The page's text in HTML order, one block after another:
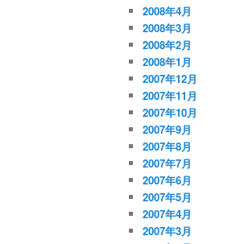
2008年4月
2008年3月
2008年2月
2008年1月
2007年12月
2007年11月
2007年10月
2007年9月
2007年8月
2007年7月
2007年6月
2007年5月
2007年4月
2007年3月